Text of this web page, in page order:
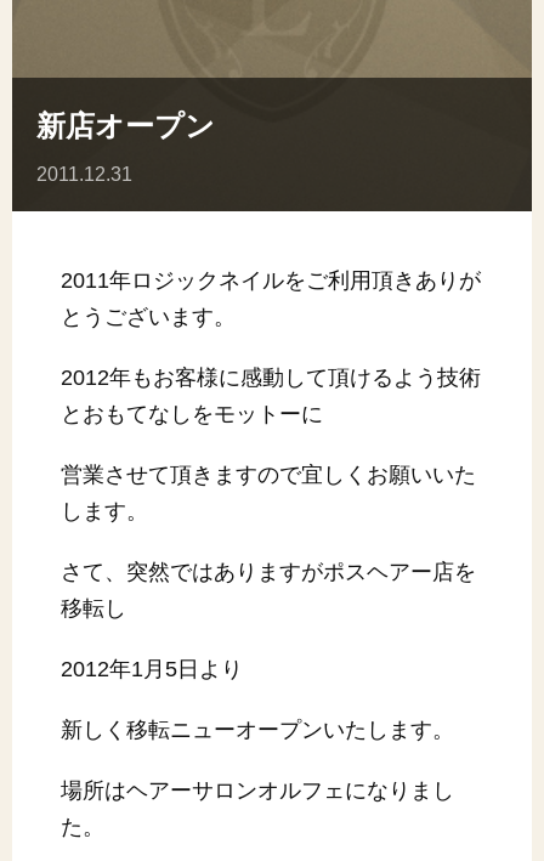
新店オープン
2011.12.31
2011年ロジックネイルをご利用頂きありが
とうございます。
2012年もお客様に感動して頂けるよう技術
とおもてなしをモットーに
営業させて頂きますので宜しくお願いいた
します。
さて、突然ではありますがポスヘアー店を
移転し
2012年1月5日より
新しく移転ニューオープンいたします。
場所はヘアーサロンオルフェになりまし
た。